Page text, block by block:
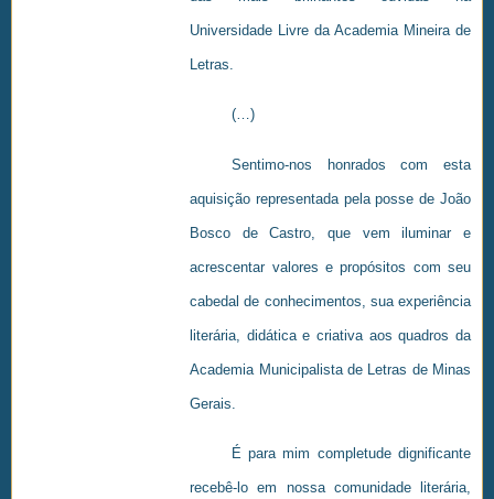
Universidade Livre da Academia Mineira de
Letras.
(…)
Sentimo-nos honrados com esta
aquisição representada pela posse de João
Bosco de Castro, que vem iluminar e
acrescentar valores e propósitos com seu
cabedal de conhecimentos, sua experiência
literária, didática e criativa aos quadros da
Academia Municipalista de Letras de Minas
Gerais.
É para mim completude dignificante
recebê-lo em nossa comunidade literária,